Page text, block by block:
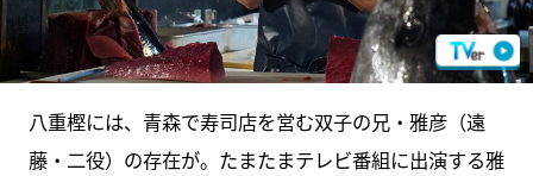
八重樫には、青森で寿司店を営む双子の兄・雅彦（遠
藤・二役）の存在が。たまたまテレビ番組に出演する雅